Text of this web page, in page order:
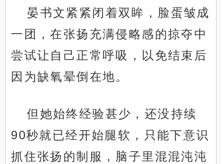
晏书文紧紧闭着双眸，脸蛋皱成
一团，在张扬充满侵略感的掠夺中
尝试让自己正常呼吸，以免结束后
因为缺氧晕倒在地。
但她始终经验甚少，还没持续
90秒就已经开始腿软，只能下意识
抓住张扬的制服，脑子里混混沌沌